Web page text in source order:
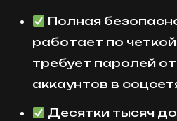
Полная
работает по четкой
требует паролей
аккаунтов в
Десятки тысяч